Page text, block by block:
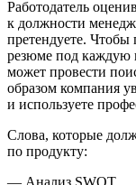
Работодатель
к должности
претендуете. Чтобы
резюме под каждую
может провести
образом компания
и используете
Слова, которые
по продукту: